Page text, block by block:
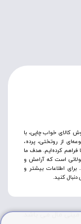
کالای خواب چاپی، با
از روتختی‌، پرده،
فراهم کرده‌ایم. هدف ما
است که آرامش و
برای اطلاعات بیشتر و
کنید.
مینی مال می باشد.